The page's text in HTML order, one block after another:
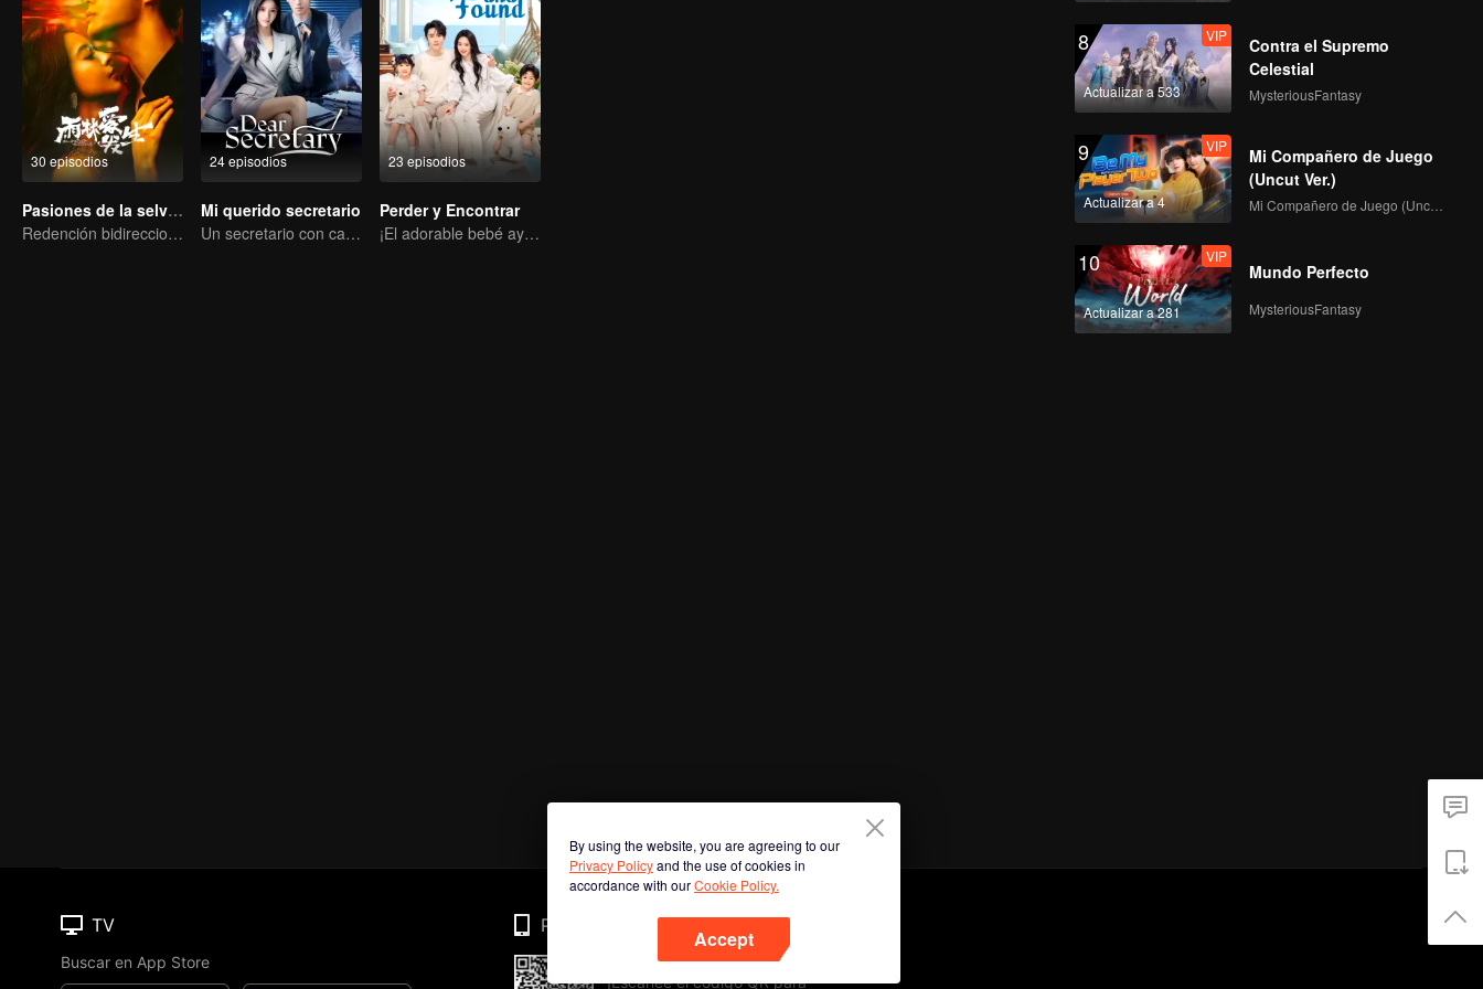
30 episodios
Pasiones de la selva tropical
Redención bidireccional para la chica rica fugitiva y el asesino rudo
24 episodios
Mi querido secretario
Un secretario con cara fría atrae a su bella jefa
23 episodios
Perder y Encontrar
¡El adorable bebé ayuda, papá al tanto!
8
Actualizar a 533
VIP
Contra el Supremo
Celestial
MysteriousFantasy
9
Actualizar a 4
VIP
Mi Compañero de Juego
(Uncut Ver.)
Mi Compañero de Juego (Uncut Ver.)
10
Actualizar a 281
VIP
Mundo Perfecto
MysteriousFantasy
By using the website, you are agreeing to our
Privacy Policyand the use of cookies in
accordance with ourCookie Policy.
Accept
TV
Buscar en App Store
Phone
¡Escanee el código QR para